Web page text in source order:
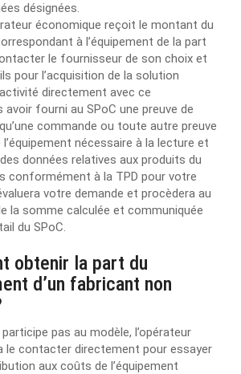
désignées.
économique reçoit le montant du
à l’équipement de la part
le fournisseur de son choix et
pour l’acquisition de la solution
directement avec ce
avoir fourni au SPoC une preuve de
commande ou toute autre preuve
l’équipement nécessaire à la lecture et
données relatives aux produits du
conformément à la TPD pour votre
votre demande et procèdera au
la somme calculée et communiquée
du SPoC.
obtenir la part du
d’un fabricant non
pas au modèle, l’opérateur
le contacter directement pour essayer
aux coûts de l’équipement